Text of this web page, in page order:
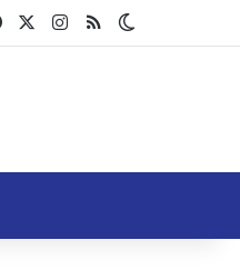
FacebookInstagram
RSS